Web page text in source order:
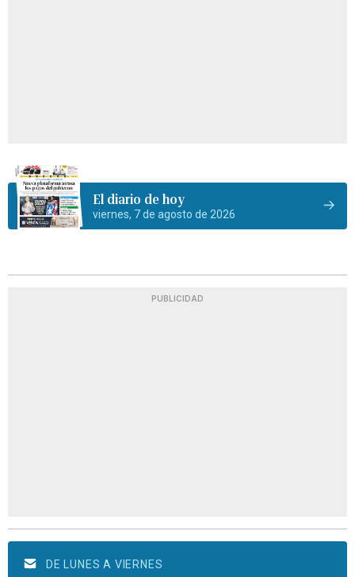
El diario de hoy
viernes, 7 de agosto de 2026
PUBLICIDAD
DE LUNES A VIERNES